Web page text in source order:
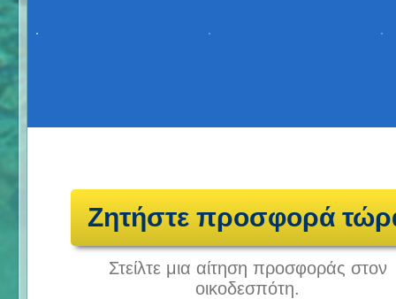
Ζητήστε προσφορά
Στείλτε μια αίτηση προσφοράς στον
οικοδεσπότη.